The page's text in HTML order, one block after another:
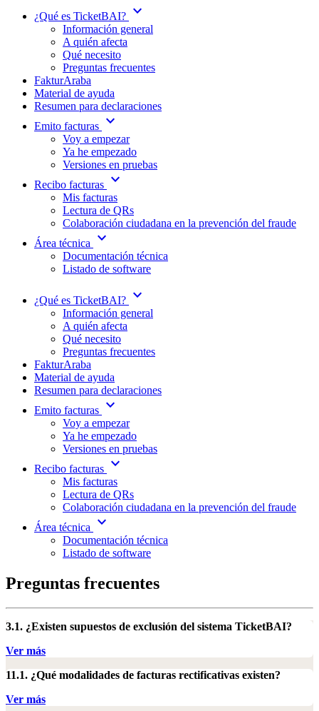
¿Qué es TicketBAI? expand_more
Información general
A quién afecta
Qué necesito
Preguntas frecuentes
FakturAraba
Material de ayuda
Resumen para declaraciones
Emito facturas expand_more
Voy a empezar
Ya he empezado
Versiones en pruebas
Recibo facturas expand_more
Mis facturas
Lectura de QRs
Colaboración ciudadana en la prevención del fraude
Área técnica
expand_more
Documentación técnica
Listado de software
¿Qué es TicketBAI? expand_more
Información general
A quién afecta
Qué necesito
Preguntas frecuentes
FakturAraba
Material de ayuda
Resumen para declaraciones
Emito facturas expand_more
Voy a empezar
Ya he empezado
Versiones en pruebas
Recibo facturas expand_more
Mis facturas
Lectura de QRs
Colaboración ciudadana en la prevención del fraude
Área técnica
expand_more
Documentación técnica
Listado de software
Preguntas frecuentes
3.1. ¿Existen supuestos de exclusión del sistema TicketBAI?
Ver más
11.1. ¿Qué modalidades de facturas rectificativas existen?
Ver más